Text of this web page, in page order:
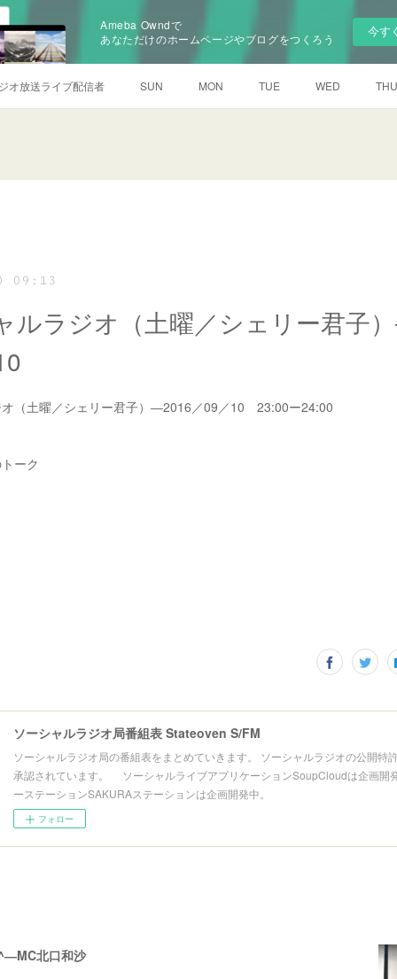
Ameba Owndで
あなただけのホームページやブログをつくろう
今す
オ放送ライブ配信者 SUN MON TUE WED THU
09:13
ルラジオ（土曜／シェリー君子
オ（土曜／シェリー君子）―2016／09／10 23:00ー24:00
ーク
ソーシャルラジオ局番組表 Stateoven S/FM
ソーシャルラジオ局の番組表をまとめていきます。 ソーシャルラジオの公開特
承認されています。 ソーシャルライブアプリケーションSoupCloudは企画開
ーステーションSAKURAステーションは企画開発中。
フォロー
北口和沙